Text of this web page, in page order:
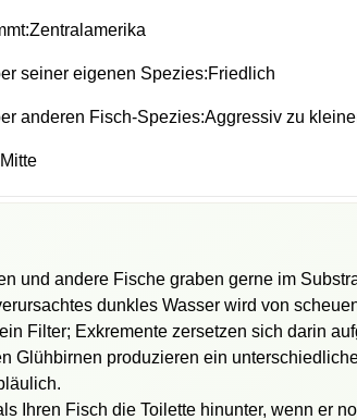
seiner eigenen Spezies:Friedlich
anderen Fisch-Spezies:Aggressiv zu
und andere Fische graben gerne im
dunkles Wasser wird von
Filter; Exkremente zersetzen sich darin
Glühbirnen produzieren ein
Ihren Fisch die Toilette hinunter, wenn er